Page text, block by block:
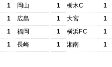
1
岡山
1
広島
1
福岡
1 長崎
1
栃木C
1
1
大宮
1
1
横浜FC
1
1
湘南 1